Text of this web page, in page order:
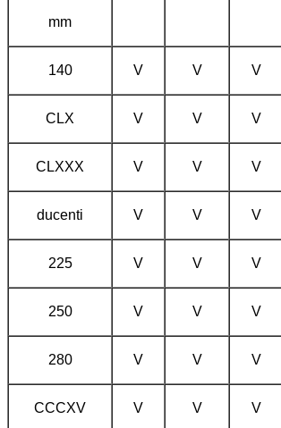
mm
140 V V V
CLX V V V
CLXXX V V V
ducenti V V V
225 V V V
250 V V V
280 V V V
CCCXV V V V